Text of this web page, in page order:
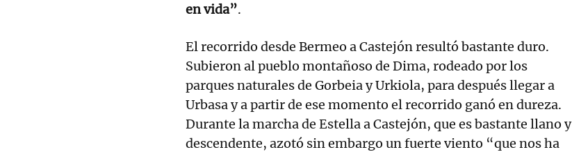
en vida”.
El recorrido desde Bermeo a Castejón resultó bastante duro.
Subieron al pueblo montañoso de Dima, rodeado por los
parques naturales de Gorbeia y Urkiola, para después llegar a
Urbasa y a partir de ese momento el recorrido ganó en dureza.
Durante la marcha de Estella a Castejón, que es bastante llano y
descendente, azotó sin embargo un fuerte viento “que nos ha